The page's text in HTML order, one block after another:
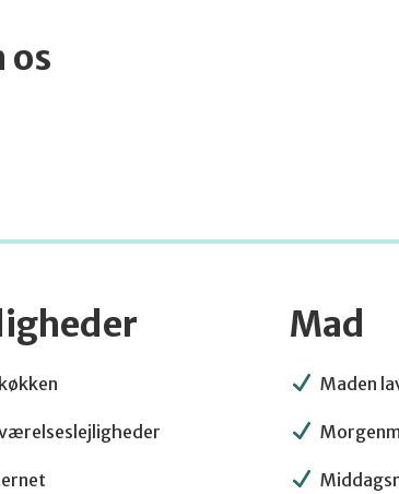
os
Mad
Maden